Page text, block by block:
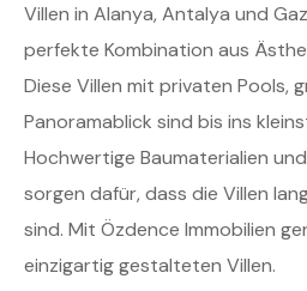
Villen in Alanya, Antalya und
perfekte Kombination aus
Diese Villen mit privaten Pools,
Panoramablick sind bis ins
Hochwertige Baumaterialien
sorgen dafür, dass die Villen
sind. Mit Özdence Immobilien
einzigartig gestalteten Villen.